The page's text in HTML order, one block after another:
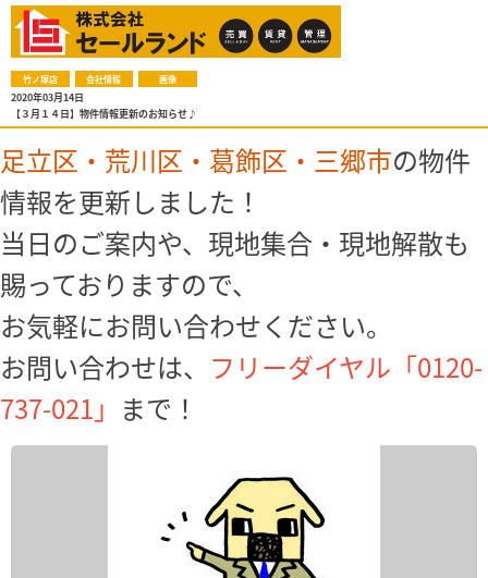
竹ノ塚店 会社情報 画像
2020年03月14日
【３月１４日】物件情報更新のお知らせ♪
足立区・荒川区・葛飾区・三郷市の物件
情報を更新しました！
当日のご案内や、現地集合・現地解散も
賜っておりますので、
お気軽にお問い合わせください。
お問い合わせは、 フリーダイヤル「0120-
737-021」 まで！